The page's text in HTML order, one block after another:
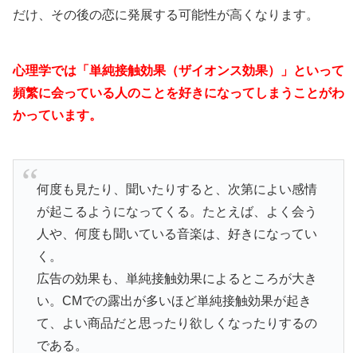
だけ、その後の恋に発展する可能性が高くなります。
心理学では「単純接触効果（ザイオンス効果）」といって
頻繁に会っている人のことを好きになってしまうことがわ
かっています。
何度も見たり、聞いたりすると、次第によい感情
が起こるようになってくる。たとえば、よく会う
人や、何度も聞いている音楽は、好きになってい
く。
広告の効果も、単純接触効果によるところが大き
い。CMでの露出が多いほど単純接触効果が起き
て、よい商品だと思ったり欲しくなったりするの
である。